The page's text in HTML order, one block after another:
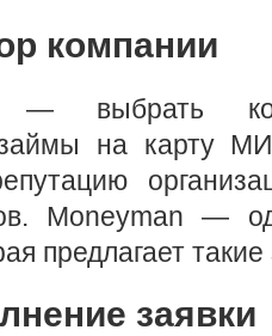
компании
выбрать
займы на карту
Moneyman —
предлагает
заявки